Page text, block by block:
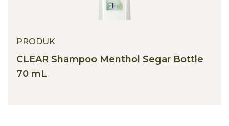
PRODUK
CLEAR Shampoo Menthol Segar Bottle
70 mL